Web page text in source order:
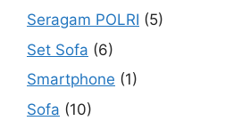
Seragam POLRI (5)
Set Sofa (6)
Smartphone (1)
Sofa (10)